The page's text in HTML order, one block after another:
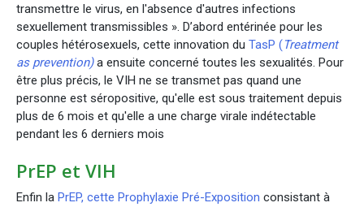
transmettre le virus, en l'absence d'autres infections
sexuellement transmissibles ». D’abord entérinée pour les
couples hétérosexuels, cette innovation du TasP (Treatment
as prevention)a ensuite concerné toutes les sexualités. Pour
être plus précis, le VIH ne se transmet pas quand une
personne est séropositive, qu'elle est sous traitement depuis
plus de 6 mois et qu'elle a une charge virale indétectable
pendant les 6 derniers mois
PrEP et VIH
Enfin la PrEP, cette Prophylaxie Pré-Exposition consistant à